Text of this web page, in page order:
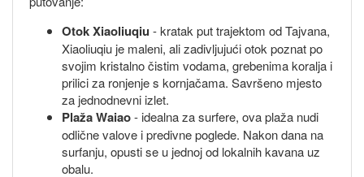
Otok Xiaoliuqiu - kratak put trajektom od Tajvana,
Xiaoliuqiu je maleni, ali zadivljujući otok poznat po
svojim kristalno čistim vodama, grebenima koralja i
prilici za ronjenje s kornjačama. Savršeno mjesto
za jednodnevni izlet.
Plaža Waiao- idealna za surfere, ova plaža nudi
odlične valove i predivne poglede. Nakon dana na
surfanju, opusti se u jednoj od lokalnih kavana uz
obalu.